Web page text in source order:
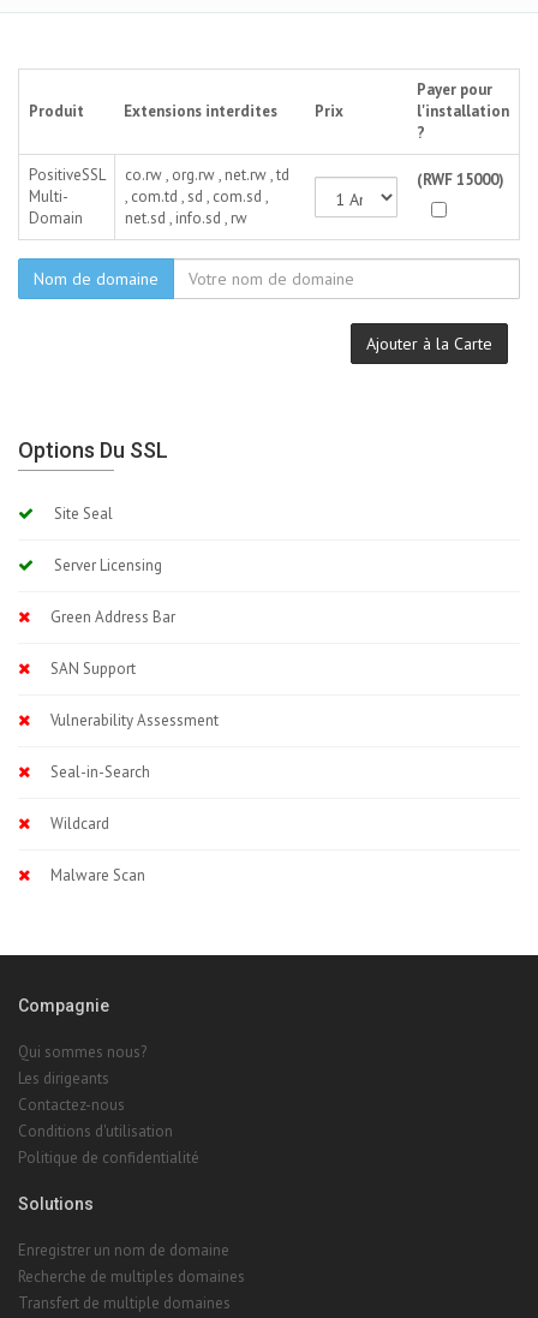
Produit Extensions interdites Prix
Payer pour
l'installation
?
PositiveSSL
Multi-
Domain
co.rw , org.rw , net.rw , td
, com.td , sd , com.sd ,
net.sd , info.sd , rw
(RWF 15000)
Nom de domaine
Ajouter à la Carte
Options Du SSL
Site Seal
Server Licensing
Green Address Bar
SAN Support
Vulnerability Assessment
Seal-in-Search
Wildcard
Malware Scan
Compagnie
Qui sommes nous?
Les dirigeants
Contactez-nous
Conditions d'utilisation
Politique de confidentialité
Solutions
Enregistrer un nom de domaine
Recherche de multiples domaines
Transfert de multiple domaines